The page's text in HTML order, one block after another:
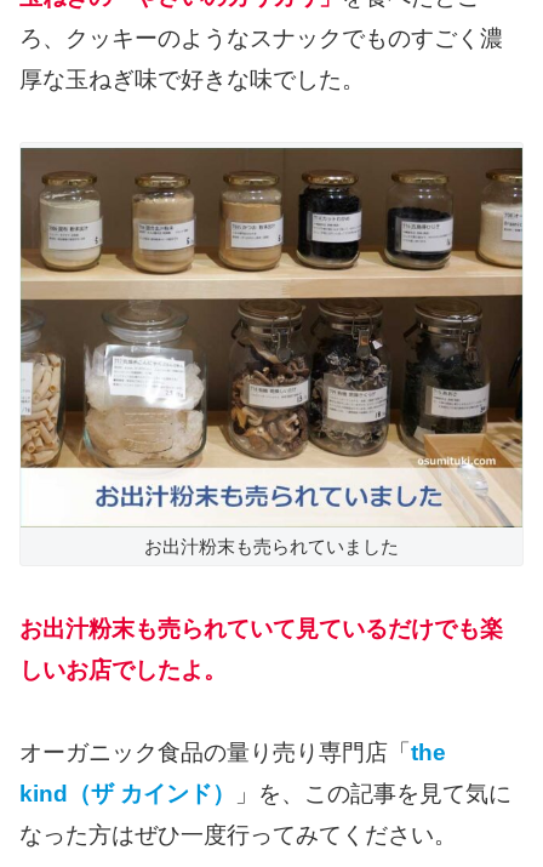
ろ、クッキーのようなスナックでものすごく濃
厚な玉ねぎ味で好きな味でした。
お出汁粉末も売られていました
お出汁粉末も売られていて見ているだけでも楽
しいお店でしたよ。
オーガニック食品の量り売り専門店「the
kind（ザ カインド）
」を、この記事を見て気に
なった方はぜひ一度行ってみてください。